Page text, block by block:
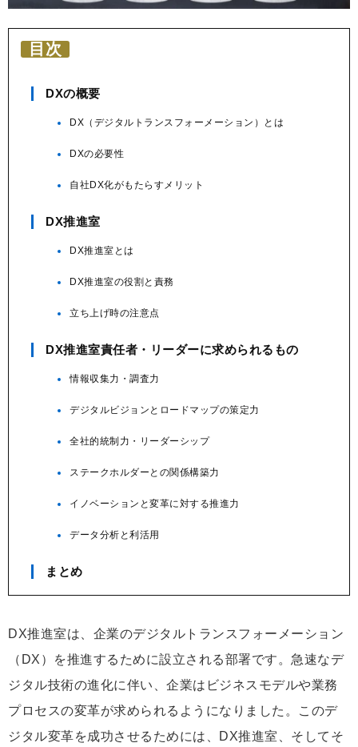
目次
DXの概要
DX（デジタルトランスフォーメーション）とは
DXの必要性
自社DX化がもたらすメリット
DX推進室
DX推進室とは
DX推進室の役割と責務
立ち上げ時の注意点
DX推進室責任者・リーダーに求められるもの
情報収集力・調査力
デジタルビジョンとロードマップの策定力
全社的統制力・リーダーシップ
ステークホルダーとの関係構築力
イノベーションと変革に対する推進力
データ分析と利活用
まとめ
DX推進室は、企業のデジタルトランスフォーメーション
（DX）を推進するために設立される部署です。急速なデ
ジタル技術の進化に伴い、企業はビジネスモデルや業務
プロセスの変革が求められるようになりました。このデ
ジタル変革を成功させるためには、DX推進室、そしてそ